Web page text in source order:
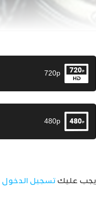
720p
480p
يجب عليك تسجيل الدخول